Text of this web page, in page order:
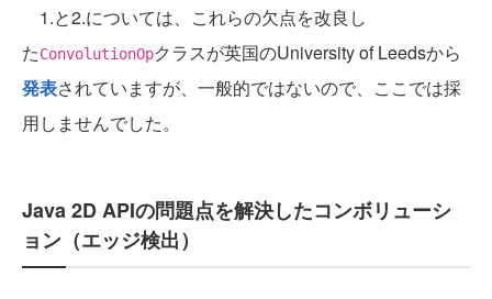
1.と2.については、これらの欠点を改良し
たConvolutionOpクラスが英国のUniversity of Leedsから
発表されていますが、一般的ではないので、ここでは採
用しませんでした。
Java 2D APIの問題点を解決したコンボリューシ
ョン（エッジ検出）